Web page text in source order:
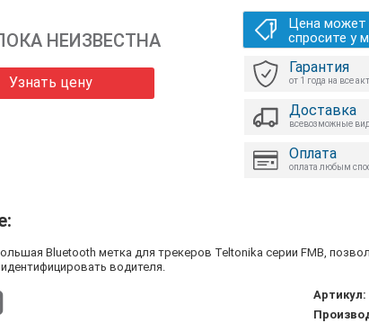
НЕИЗВЕСТНА
Узнать цену
Цена
спросите у
Гарантия
от 1 года на все
Доставка
всевозможные
Оплата
оплата любым
Bluetooth метка для трекеров Teltonika серии FMB,
водителя.
Артикул: